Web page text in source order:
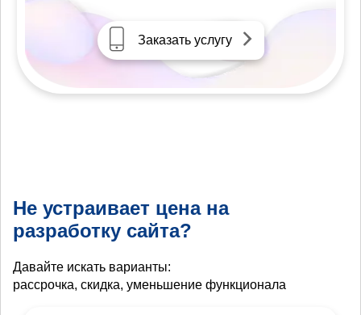
Заказать услугу
Не устраивает цена на
разработку сайта?
Давайте искать варианты:
рассрочка, скидка, уменьшение функционала